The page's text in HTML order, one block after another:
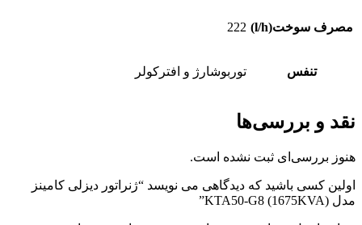
مصرف سوخت(l/h) 222
تنفس توربوشارژ و افترکولر
نقد و بررسی‌ها
هنوز بررسی‌ای ثبت نشده است.
اولین کسی باشید که دیدگاهی می نویسد “ژنراتور دیزلی کامینز
مدل KTA50-G8 (1675KVA)”